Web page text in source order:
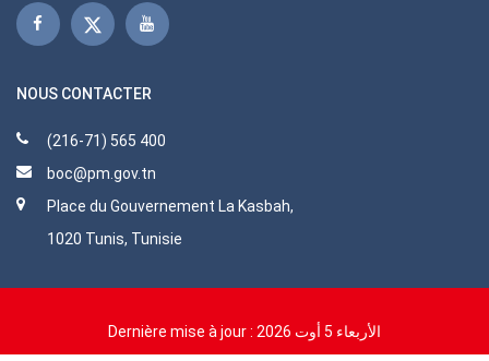
NOUS CONTACTER
(216-71) 565 400
boc@pm.gov.tn
Place du Gouvernement La Kasbah,
1020 Tunis, Tunisie
Dernière mise à jour : الأربعاء 5 أوت 2026